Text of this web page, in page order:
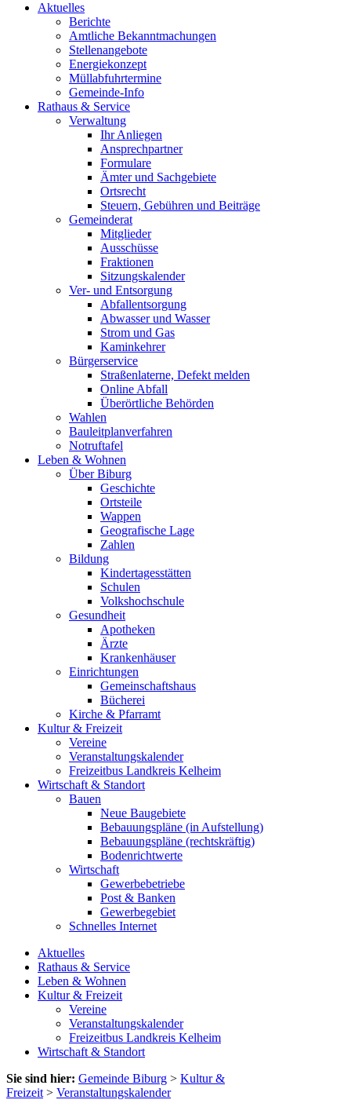
Aktuelles
Berichte
Amtliche Bekanntmachungen
Stellenangebote
Energiekonzept
Müllabfuhrtermine
Gemeinde-Info
Rathaus & Service
Verwaltung
Ihr Anliegen
Ansprechpartner
Formulare
Ämter und Sachgebiete
Ortsrecht
Steuern, Gebühren und Beiträge
Gemeinderat
Mitglieder
Ausschüsse
Fraktionen
Sitzungskalender
Ver- und Entsorgung
Abfallentsorgung
Abwasser und Wasser
Strom und Gas
Kaminkehrer
Bürgerservice
Straßenlaterne, Defekt melden
Online Abfall
Überörtliche Behörden
Wahlen
Bauleitplanverfahren
Notruftafel
Leben & Wohnen
Über Biburg
Geschichte
Ortsteile
Wappen
Geografische Lage
Zahlen
Bildung
Kindertagesstätten
Schulen
Volkshochschule
Gesundheit
Apotheken
Ärzte
Krankenhäuser
Einrichtungen
Gemeinschaftshaus
Bücherei
Kirche & Pfarramt
Kultur & Freizeit
Vereine
Veranstaltungskalender
Freizeitbus Landkreis Kelheim
Wirtschaft & Standort
Bauen
Neue Baugebiete
Bebauungspläne (in Aufstellung)
Bebauungspläne (rechtskräftig)
Bodenrichtwerte
Wirtschaft
Gewerbebetriebe
Post & Banken
Gewerbegebiet
Schnelles Internet
Aktuelles
Rathaus & Service
Leben & Wohnen
Kultur & Freizeit
Vereine
Veranstaltungskalender
Freizeitbus Landkreis Kelheim
Wirtschaft & Standort
Sie sind hier: Gemeinde Biburg > Kultur &
Freizeit > Veranstaltungskalender